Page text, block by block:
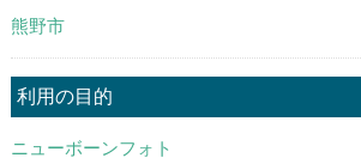
熊野市
利用の目的
ニューボーンフォト